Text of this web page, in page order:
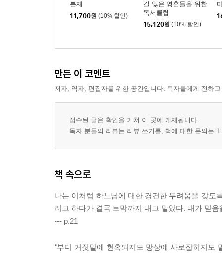
분재
11,700원 (10% 할인)
길 잃은 영혼들을 위한
독서클럽
15,120원 (10% 할인)
만든 이 코멘트
저자, 역자, 편집자를 위한 공간입니다. 독자들에게 전하
접수된 글은 확인을 거쳐 이 곳에 게재됩니다.
독자 분들의 리뷰는 리뷰 쓰기를, 책에 대한 문의는
책 속으로
나는 이처럼 하느님에 대한 경건한 두려움을 갖도
려고 하다가 결국 토막까지 내고 말았다. 내가 믿
--- p.21
“부디 거짓말에 현혹되지도 망상에 사로잡히지도